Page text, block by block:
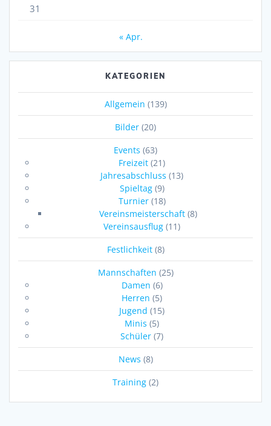
31
« Apr.
KATEGORIEN
Allgemein (139)
Bilder (20)
Events (63)
Freizeit (21)
Jahresabschluss (13)
Spieltag(9)
Turnier(18)
Vereinsmeisterschaft (8)
Vereinsausflug (11)
Festlichkeit(8)
Mannschaften (25)
Damen (6)
Herren (5)
Jugend (15)
Minis (5)
Schüler (7)
News (8)
Training (2)